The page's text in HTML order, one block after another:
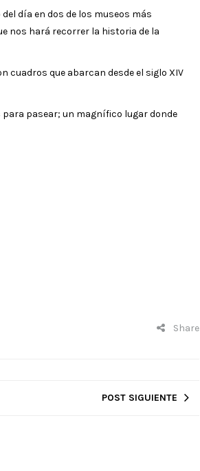
día en dos de los museos más
nos hará recorrer la historia de la
cuadros que abarcan desde el siglo XIV
para pasear; un magnífico lugar donde
Share
POST SIGUIENTE